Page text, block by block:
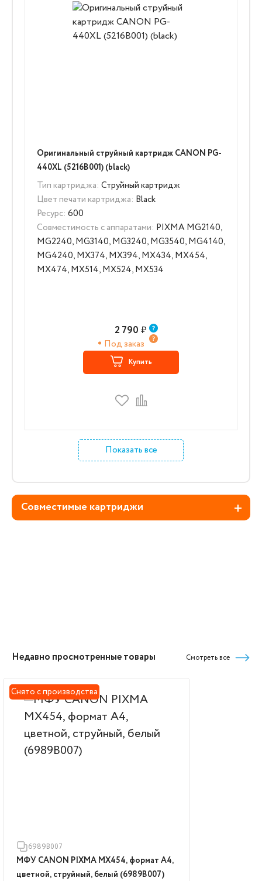
Оригинальный струйный картридж CANON PG-
440XL (5216B001) (black)
Тип картриджа: Струйный картридж
Цвет печати картриджа: Black
Ресурс: 600
Совместимость с аппаратами: PIXMA MG2140,
MG2240, MG3140, MG3240, MG3540, MG4140,
MG4240, MX374, MX394, MX434, MX454,
MX474, MX514, MX524, MX534
2 790 ₽
Под заказ
Купить
Показать все
Совместимые картриджи
Недавно просмотренные товары Смотреть все
Снято с производства
6989B007
МФУ CANON PIXMA MX454, формат А4,
цветной, струйный, белый (6989B007)